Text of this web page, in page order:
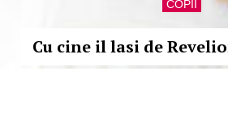
COPII
Cu cine il lasi de